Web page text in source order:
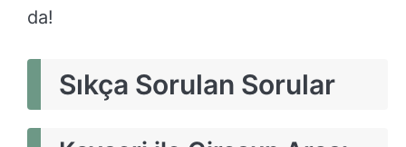
da!
Sıkça Sorulan Sorular